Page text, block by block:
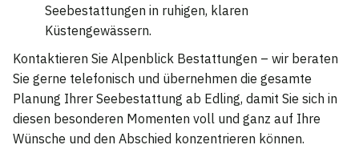
Seebestattungen in ruhigen, klaren
Küstengewässern.
Kontaktieren Sie Alpenblick Bestattungen – wir beraten
Sie gerne telefonisch und übernehmen die gesamte
Planung Ihrer Seebestattung ab Edling, damit Sie sich in
diesen besonderen Momenten voll und ganz auf Ihre
Wünsche und den Abschied konzentrieren können.